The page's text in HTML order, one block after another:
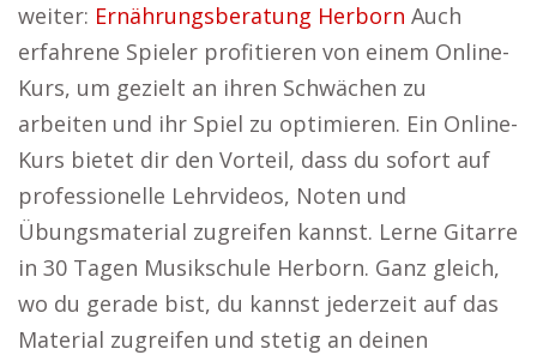
weiter: Ernährungsberatung Herborn Auch
erfahrene Spieler profitieren von einem Online-
Kurs, um gezielt an ihren Schwächen zu
arbeiten und ihr Spiel zu optimieren. Ein Online-
Kurs bietet dir den Vorteil, dass du sofort auf
professionelle Lehrvideos, Noten und
Übungsmaterial zugreifen kannst. Lerne Gitarre
in 30 Tagen Musikschule Herborn. Ganz gleich,
wo du gerade bist, du kannst jederzeit auf das
Material zugreifen und stetig an deinen